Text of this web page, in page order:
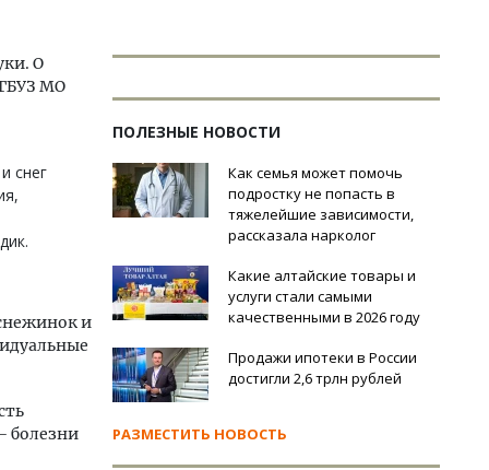
О
МО
снег
и
болезни
ПОЛЕЗНЫЕ НОВОСТИ
Как семья может помочь
подростку не попасть в
тяжелейшие зависимости,
рассказала нарколог
Какие алтайские товары и
услуги стали самыми
качественными в 2026 году
Продажи ипотеки в России
достигли 2,6 трлн рублей
РАЗМЕСТИТЬ НОВОСТЬ